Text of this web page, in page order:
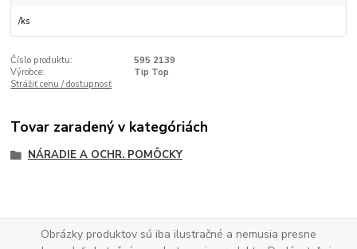
/ks
Číslo produktu:
595 2139
Výrobce:
Tip Top
Strážiť cenu / dostupnosť
Tovar zaradený v kategóriách
NÁRADIE A OCHR. POMÔCKY
Obrázky produktov sú iba ilustračné a nemusia presne